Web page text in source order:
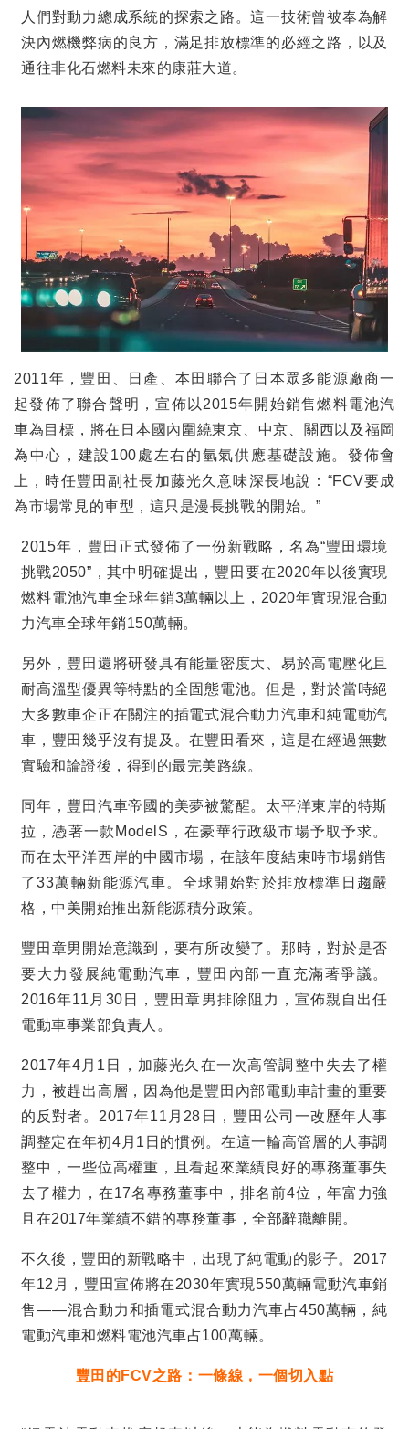
人們對動力總成系統的探索之路。這一技術曾被奉為解
決內燃機弊病的良方，滿足排放標準的必經之路，以及
通往非化石燃料未來的康莊大道。
2011年，豐田、日產、本田聯合了日本眾多能源廠商一
起發佈了聯合聲明，宣佈以 2015年開始銷售燃料電池汽
車為目標，將在日本國內圍繞東京、中京、關西以及福岡
為中心，建設 100 處左右的氫氣供應基礎設施。發佈會
上，時任豐田副社長加藤光久意味深長地說： “FCV要成
為市場常見的車型，這只是漫長挑戰的開始。 ”
2015年，豐田正式發佈了一份新戰略，名為“豐田環境
挑戰2050” ，其中明確提出，豐田要在2020年以後實現
燃料電池汽車全球年銷3萬輛以上， 2020年實現混合動
力汽車全球年銷150萬輛。
另外，豐田還將研發具有能量密度大、易於高電壓化且
耐高溫型優異等特點的全固態電池。但是，對於當時絕
大多數車企正在關注的插電式混合動力汽車和純電動汽
車，豐田幾乎沒有提及。在豐田看來，這是在經過無數
實驗和論證後，得到的最完美路線。
同年，豐田汽車帝國的美夢被驚醒。太平洋東岸的特斯
拉，憑著一款 ModelS ，在豪華行政級市場予取予求。
而在太平洋西岸的中國市場，在該年度結束時市場銷售
了33萬輛新能源汽車。全球開始對於排放標準日趨嚴
格，中美開始推出新能源積分政策。
豐田章男開始意識到，要有所改變了。那時，對於是否
要大力發展純電動汽車，豐田內部一直充滿著爭議。
2016年11 月 30 日，豐田章男排除阻力，宣佈親自出任
電動車事業部負責人。
2017年4 月 1 日，加藤光久在一次高管調整中失去了權
力，被趕出高層，因為他是豐田內部電動車計畫的重要
的反對者。 2017年11 月 28 日，豐田公司一改歷年人事
調整定在年初4 月 1 日的慣例。在這一輪高管層的人事調
整中，一些位高權重，且看起來業績良好的專務董事失
去了權力，在17名專務董事中，排名前4位，年富力強
且在2017年業績不錯的專務董事，全部辭職離開。
不久後，豐田的新戰略中，出現了純電動的影子。 2017
年12 月，豐田宣佈將在2030年實現550萬輛電動汽車銷
售——混合動力和插電式混合動力汽車占450萬輛，純
電動汽車和燃料電池汽車占100萬輛。
豐田的FCV之路：一條線，一個切入點